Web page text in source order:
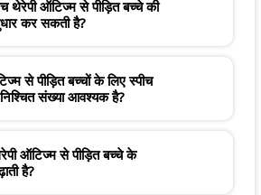
थेरेपी ऑटिज्म से पीड़ित बच्चे की
कर सकती है?
से पीड़ित बच्चों के लिए स्पीच
संख्या आवश्यक है?
ऑटिज्म से पीड़ित बच्चे के
है?